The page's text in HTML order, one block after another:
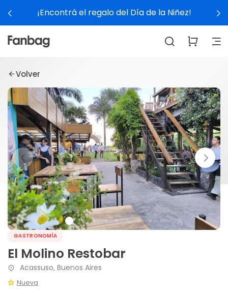
¡Encontrá el regalo del Día de la Niñez!
Volver
GASTRONOMÍA
El Molino Restobar
Acassuso, Buenos Aires
Nueva